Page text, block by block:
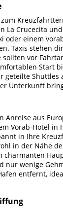
zum
La Crucecita
oder einem
Taxis stehen
sollten vor
Start
geteilte Shuttles
Unterkunft
Anreise aus
Vorab-Hotel in
in Ihre
in der Nähe
charmanten
nur wenige
entfernt,